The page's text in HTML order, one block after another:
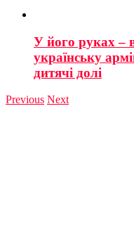
У його руках –
українську
дитячі долі
Previous Next